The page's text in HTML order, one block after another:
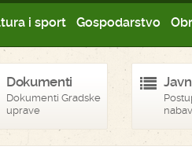
i sport Gospodarstvo
Dokumenti
Dokumenti Gradske
uprave